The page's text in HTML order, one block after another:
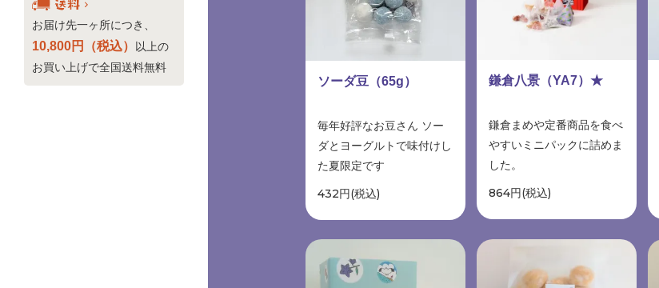
ソーダ豆（65g）
毎年好評なお豆さん ソー
ダとヨーグルトで味付けし
た夏限定です
432円(税込)
鎌倉八景（YA7）★
鎌倉まめや定番商品を食べ
やすいミニパックに詰めま
した。
864円(税込)
お届け先一ヶ所につき、
10,800円（税込）
以上の
お買い上げで全国送料無料